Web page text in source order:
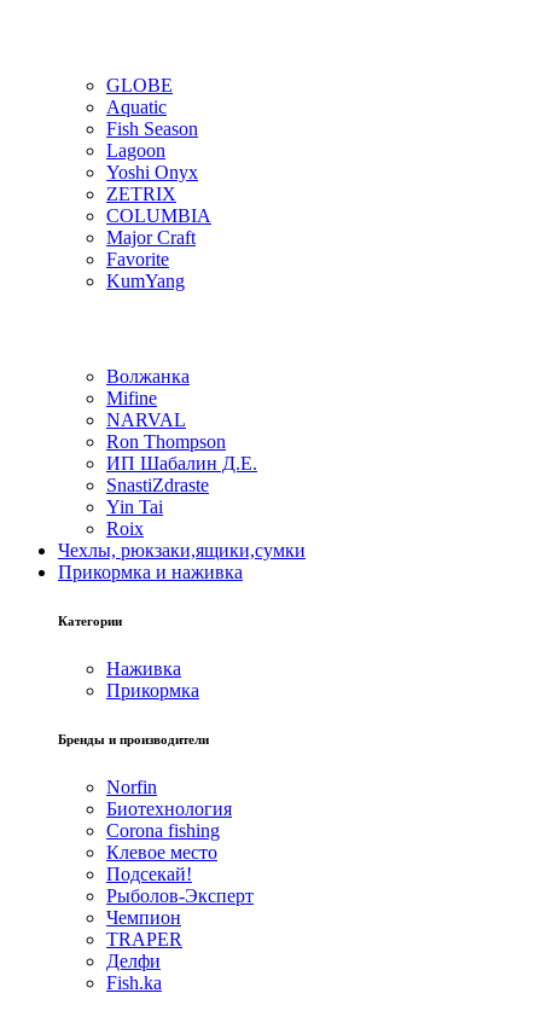
GLOBE
Aquatic
Fish Season
Lagoon
Yoshi Onyx
ZETRIX
COLUMBIA
Major Craft
Favorite
KumYang
Волжанка
Mifine
NARVAL
Ron Thompson
ИП Шабалин Д.Е.
SnastiZdraste
Yin Tai
Roix
Чехлы, рюкзаки,ящики,сумки
Прикормка и наживка
Категории
Наживка
Прикормка
Бренды и производители
Norfin
Биотехнология
Corona fishing
Клевое место
Подсекай!
Рыболов-Эксперт
Чемпион
TRAPER
Делфи
Fish.ka